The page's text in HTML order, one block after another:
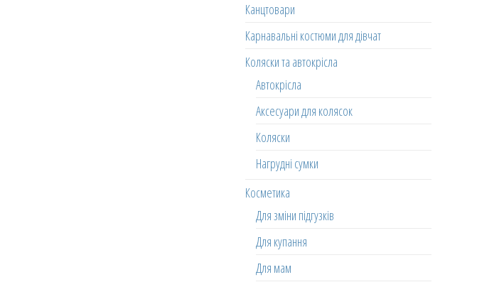
Канцтовари
Карнавальні костюми для дівчат
Коляски та автокрісла
Автокрісла
Аксесуари для колясок
Коляски
Нагрудні сумки
Косметика
Для зміни підгузків
Для купання
Для мам